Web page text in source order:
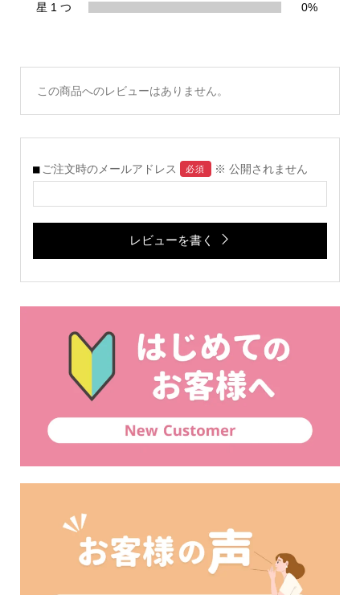
星 1 つ 0%
この商品へのレビューはありません。
ご注文時のメールアドレス 必須 ※ 公開されません
レビューを書く